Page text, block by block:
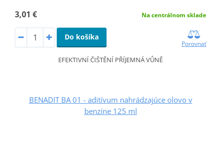
3,01 € Na centrálnom sklade
Do košíka
Porovnať
EFEKTIVNÍ ČIŠTĚNÍ PŘÍJEMNÁ VŮNĚ
BENADIT BA 01 - aditívum nahrádzajúce olovo v
benzíne 125 ml